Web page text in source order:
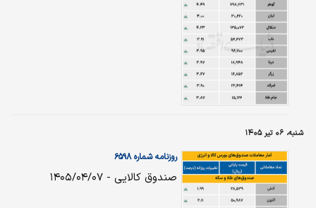
شنبه، ۰۶ تیر ۱۴۰۵
روزنامه شماره ۶۵۹۸
صندوق کالایی - ۱۴۰۵/۰۴/۰۷